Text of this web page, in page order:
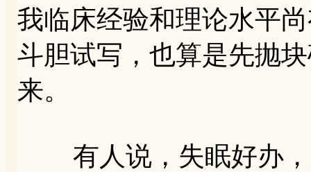
我临床经验和理论水平
斗胆试写，也算是先抛
来。
有人说，失眠好办，